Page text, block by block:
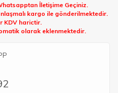
İletişime Geçiniz.
kargo ile gönderilmektedir.
KDV harictir.
olarak eklenmektedir.